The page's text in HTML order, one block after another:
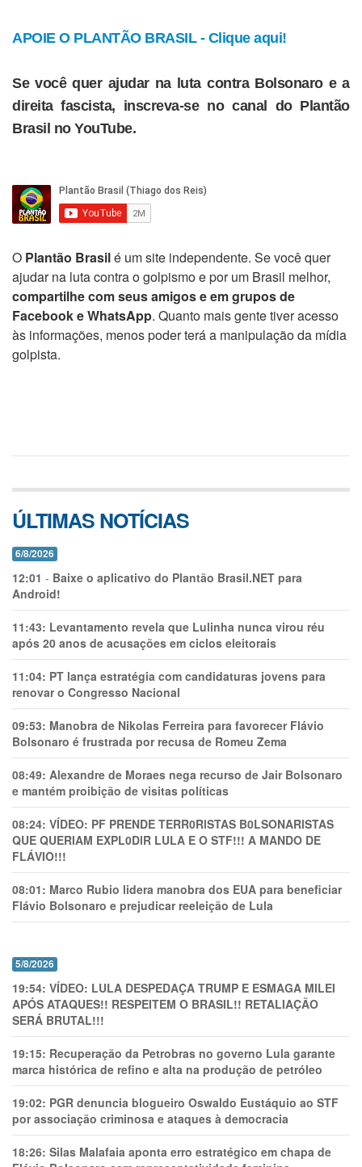
APOIE O PLANTÃO BRASIL - Clique aqui!
Se você quer ajudar na luta contra Bolsonaro e a
direita fascista, inscreva-se no canal do Plantão
Brasil no YouTube.
O Plantão Brasilé um site independente. Se você quer
ajudar na luta contra o golpismo e por um Brasil melhor,
compartilhe com seus amigos e em grupos de
Facebook e WhatsApp. Quanto mais gente tiver acesso
às informações, menos poder terá a manipulação da mídia
golpista.
ÚLTIMAS NOTÍCIAS
6/8/2026
12:01 - Baixe o aplicativo do Plantão Brasil.NET para
Android!
11:43: Levantamento revela que Lulinha nunca virou réu
após 20 anos de acusações em ciclos eleitorais
11:04: PT lança estratégia com candidaturas jovens para
renovar o Congresso Nacional
09:53: Manobra de Nikolas Ferreira para favorecer Flávio
Bolsonaro é frustrada por recusa de Romeu Zema
08:49: Alexandre de Moraes nega recurso de Jair Bolsonaro
e mantém proibição de visitas políticas
08:24: VÍDEO: PF PRENDE TERR0RlSTAS B0LSONARlSTAS
QUE QUERIAM EXPL0DlR LULA E O STF!!! A MANDO DE
FLÁVIO!!!
08:01: Marco Rubio lidera manobra dos EUA para beneficiar
Flávio Bolsonaro e prejudicar reeleição de Lula
5/8/2026
19:54: VÍDEO: LULA DESPEDAÇA TRUMP E ESMAGA MILEI
APÓS ATAQUES!! RESPEITEM O BRASIL!! RETALIAÇÃO
SERÁ BRUTAL!!!
19:15: Recuperação da Petrobras no governo Lula garante
marca histórica de refino e alta na produção de petróleo
19:02: PGR denuncia blogueiro Oswaldo Eustáquio ao STF
por associação criminosa e ataques à democracia
18:26: Silas Malafaia aponta erro estratégico em chapa de